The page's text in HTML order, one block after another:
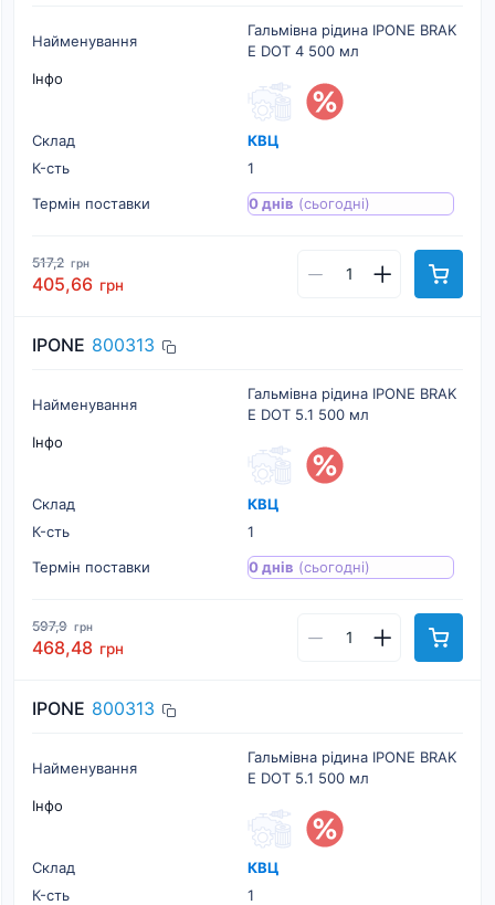
Найменування
Гальмівна рідина IPONE BRAK
E DOT 4 500 мл
Інфо
Склад
КВЦ
К-cть
1
Термін поставки
0 днів (сьогодні)
517,2 грн
405,66 грн
IPONE 800313
Найменування
Гальмівна рідина IPONE BRAK
E DOT 5.1 500 мл
Інфо
Склад
КВЦ
К-cть
1
Термін поставки
0 днів (сьогодні)
597,9 грн
468,48 грн
IPONE 800313
Найменування
Гальмівна рідина IPONE BRAK
E DOT 5.1 500 мл
Інфо
Склад
КВЦ
К-cть
1